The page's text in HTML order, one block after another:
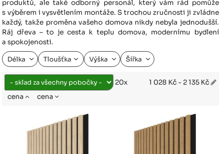
produktů, ale také odborný personál, který vám rád pomůže
s výběrem i vysvětlením montáže. S trochou zručnosti ji zvládne
každý, takže proměna vašeho domova nikdy nebyla jednodušší.
Ráj dřeva – to je cesta k teplu domova, modernímu bydlení
a spokojenosti.
Délka Tloušťka Výška Šířka
20x
1 028 Kč - 2 135 Kč
cena
cena